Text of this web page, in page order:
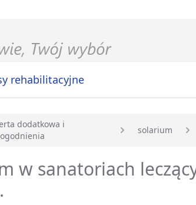
rehabilitacyjne
dodatkowa i
solarium
w sanatoriach